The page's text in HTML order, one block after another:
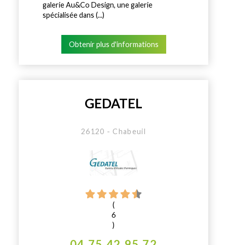
galerie Au&Co Design, une galerie
spécialisée dans (...)
Obtenir plus d'informations
GEDATEL
26120 - Chabeuil
(
6
)